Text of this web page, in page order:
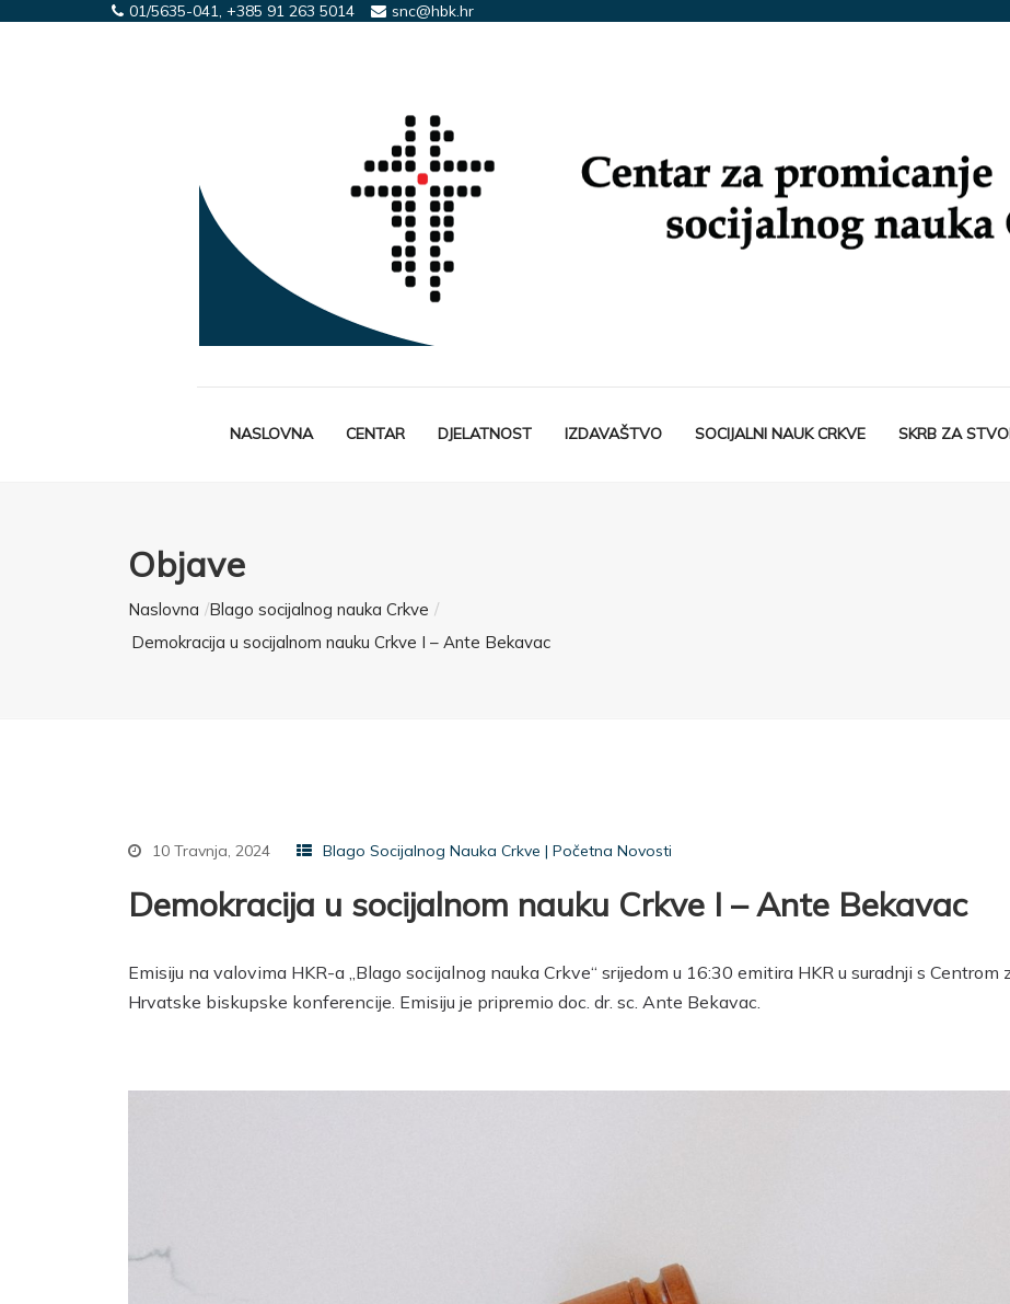
01/5635-041, +385 91 263 5014 snc@hbk.hr
NASLOVNA CENTAR DJELATNOST IZDAVAŠTVO SOCIJALNI NAUK CRKVE SKRB ZA
Objave
Naslovna Blago socijalnog nauka Crkve
Demokracija u socijalnom nauku Crkve I – Ante Bekavac
10 Travnja, 2024 Blago Socijalnog Nauka Crkve | Početna Novosti
Demokracija u socijalnom nauku Crkve I – Ante Bekavac
Emisiju na valovima HKR-a „Blago socijalnog nauka Crkve“ srijedom u 16:30 emitira HKR u suradnji s
Hrvatske biskupske konferencije. Emisiju je pripremio doc. dr. sc. Ante Bekavac.